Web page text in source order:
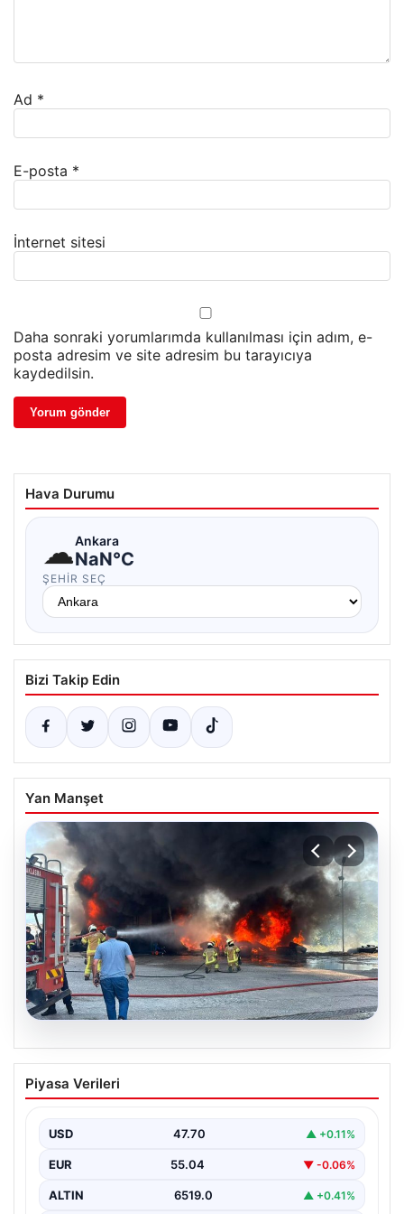
Ad *
E-posta *
İnternet sitesi
Daha sonraki yorumlarımda kullanılması için adım, e-
posta adresim ve site adresim bu tarayıcıya
kaydedilsin.
Hava Durumu
☁Ankara
NaN°C
ŞEHIR SEÇ
Bizi Takip Edin
Yan Manşet